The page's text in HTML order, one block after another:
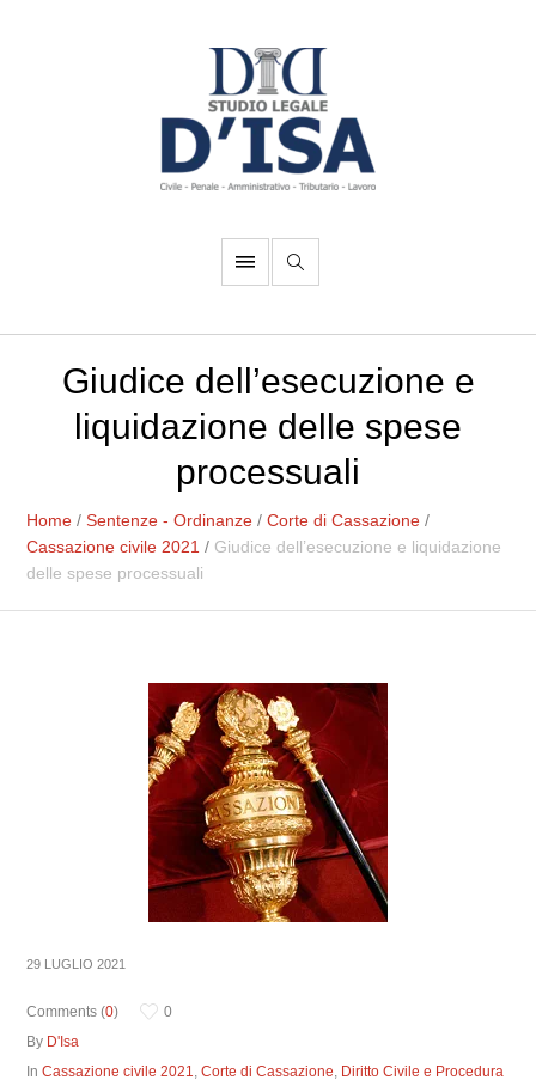
Giudice dell’esecuzione e
liquidazione delle spese
processuali
Home /Sentenze - Ordinanze /Corte di Cassazione /
Cassazione civile 2021 / Giudice dell’esecuzione e liquidazione
delle spese processuali
29 LUGLIO 2021
Comments (0)
0
By D'Isa
InCassazione civile 2021,Corte di Cassazione, Diritto Civile e Procedura